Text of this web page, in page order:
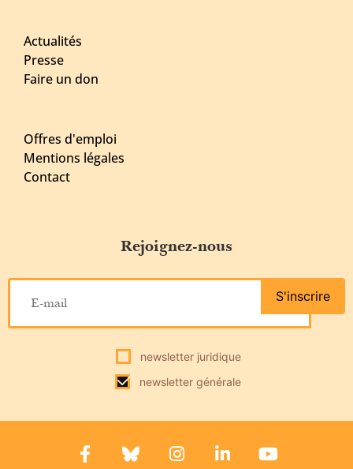
Actualités
Presse
Faire un don
Offres d'emploi
Mentions légales
Contact
Rejoignez-nous
newsletter juridique
newsletter générale
S'inscrire